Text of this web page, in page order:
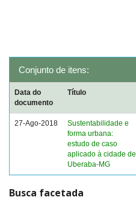
Conjunto de itens:
Data do
documento
Título
27-Ago-2018
Sustentabilidade e
forma urbana:
estudo de caso
aplicado à cidade de
Uberaba-MG
Busca facetada